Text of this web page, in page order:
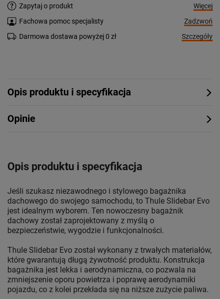
Zapytaj o produkt
Więcej
Fachowa pomoc specjalisty
Zadzwoń
Darmowa dostawa powyżej 0 zł
Szczegóły
Opis produktu i specyfikacja
Opinie
Opis produktu i specyfikacja
Jeśli szukasz niezawodnego i stylowego bagażnika
dachowego do swojego samochodu, to Thule Slidebar Evo
jest idealnym wyborem. Ten nowoczesny bagażnik
dachowy został zaprojektowany z myślą o
bezpieczeństwie, wygodzie i funkcjonalności.
Thule Slidebar Evo został wykonany z trwałych materiałów,
które gwarantują długą żywotność produktu. Konstrukcja
bagażnika jest lekka i aerodynamiczna, co pozwala na
zmniejszenie oporu powietrza i poprawę aerodynamiki
pojazdu, co z kolei przekłada się na niższe zużycie paliwa.